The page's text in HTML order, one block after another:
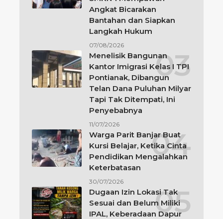
Angkat Bicarakan
Bantahan dan Siapkan
Langkah Hukum
07/08/2026
Menelisik Bangunan
Kantor Imigrasi Kelas I TPI
Pontianak, Dibangun
Telan Dana Puluhan Milyar
Tapi Tak Ditempati, Ini
Penyebabnya
11/07/2026
Warga Parit Banjar Buat
Kursi Belajar, Ketika Cinta
Pendidikan Mengalahkan
Keterbatasan
30/07/2026
Dugaan Izin Lokasi Tak
Sesuai dan Belum Miliki
IPAL, Keberadaan Dapur